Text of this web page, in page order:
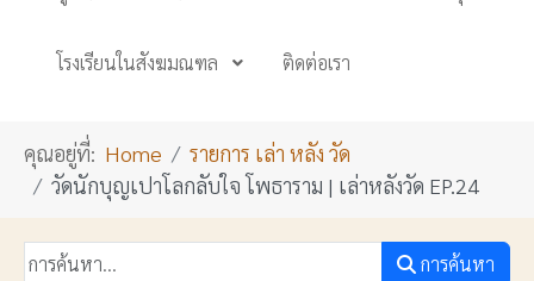
โรงเรียนในสังฆมณฑล ติดต่อเรา
คุณอยู่ที่: Home
รายการ เล่า หลัง วัด
วัดนักบุญเปาโลกลับใจ โพธาราม | เล่าหลังวัด EP.24
การค้นหา